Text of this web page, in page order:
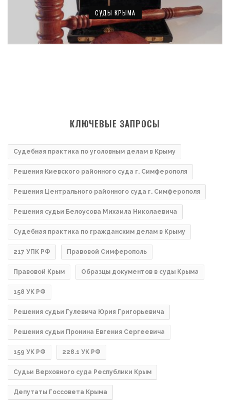
СУДЫ КРЫМА
КЛЮЧЕВЫЕ ЗАПРОСЫ
Судебная практика по уголовным делам в Крыму
Решения Киевского районного суда г. Симферополя
Решения Центрального районного суда г. Симферополя
Решения судьи Белоусова Михаила Николаевича
Судебная практика по гражданским делам в Крыму
217 УПК РФ Правовой Симферополь
Правовой Крым Образцы документов в суды Крыма
158 УК РФ
Решения судьи Гулевича Юрия Григорьевича
Решения судьи Пронина Евгения Сергеевича
159 УК РФ 228.1 УК РФ
Судьи Верховного суда Республики Крым
Депутаты Госсовета Крыма